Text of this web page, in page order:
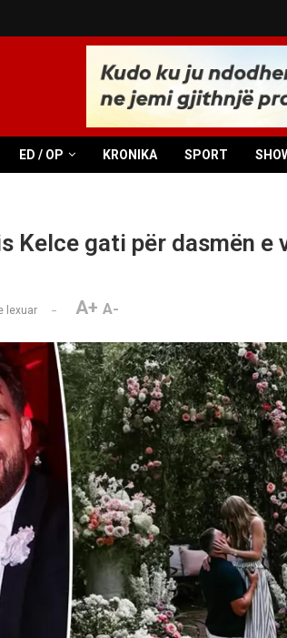
ED / OP KRONIKA SPORT
Kelce gati për dasmën e
lexuar A+ A-